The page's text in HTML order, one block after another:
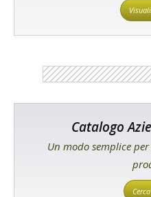
Catalogo
Un modo semplice